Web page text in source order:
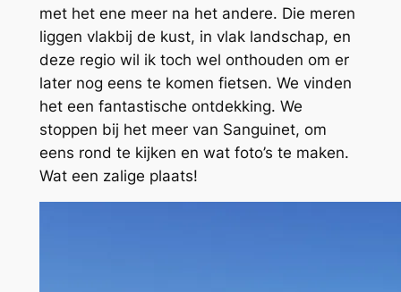
met het ene meer na het andere. Die meren
liggen vlakbij de kust, in vlak landschap, en
deze regio wil ik toch wel onthouden om er
later nog eens te komen fietsen. We vinden
het een fantastische ontdekking. We
stoppen bij het meer van Sanguinet, om
eens rond te kijken en wat foto’s te maken.
Wat een zalige plaats!